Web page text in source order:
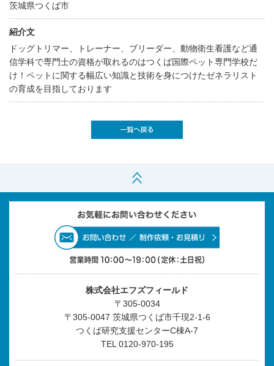
茨城県つくば市
紹介文
ドッグトリマー、トレーナー、ブリーダー、動物衛生看護など通
信学科で専門士の資格が取れるのはつくば国際ペット専門学校だ
け！ペットに関する幅広い知識と技術を身につけたゼネラリスト
の育成を目指しております
株式会社エフズフィールド
〒305-0034
〒305-0047 茨城県つくば市千現2-1-6
つくば研究支援センターC棟A-7
TEL 0120-970-195